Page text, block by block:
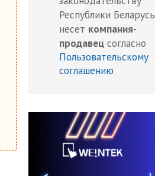
Республики Беларусь
несет компания-
продавец согласно
Пользовательскому
соглашению